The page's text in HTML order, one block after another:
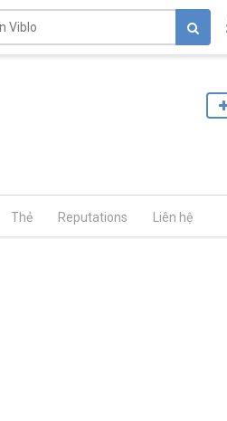
Thẻ Reputations Liên hệ